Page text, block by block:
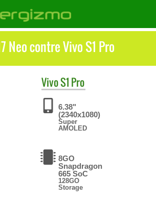
Neo contre Vivo S1 Pro
VivoS1 Pro
6.38"
(2340x1080)
Super
AMOLED
8GO
Snapdragon
665 SoC
128GO
Storage